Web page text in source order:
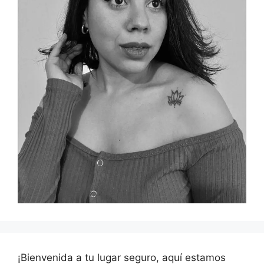
¡Bienvenida a tu lugar seguro, aquí estamos